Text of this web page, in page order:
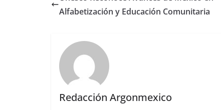
Alfabetización y Educación Comunitaria
Redacción Argonmexico